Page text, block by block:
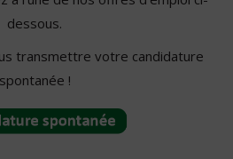
dessous.
transmettre votre candidature
spontanée !